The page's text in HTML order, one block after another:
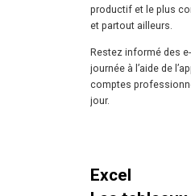
productif et le plus
et partout ailleurs.
Restez informé des
journée à l’aide de
comptes
jour.
Excel